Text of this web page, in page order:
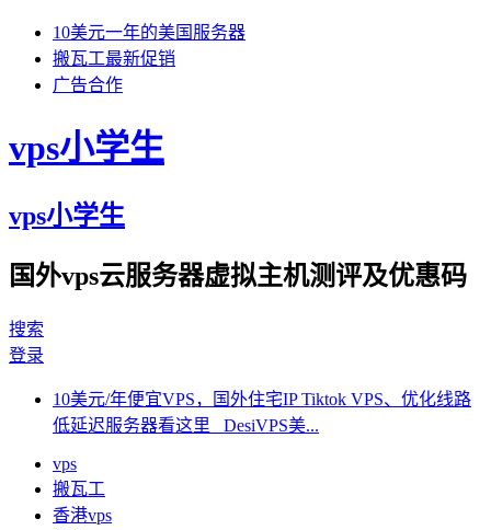
10美元一年的美国服务器
搬瓦工最新促销
广告合作
vps小学生
vps小学生
国外vps云服务器虚拟主机测评及优惠码
搜索
登录
10美元/年便宜VPS，国外住宅IP Tiktok VPS、优化线路
低延迟服务器看这里 DesiVPS美...
vps
搬瓦工
香港vps